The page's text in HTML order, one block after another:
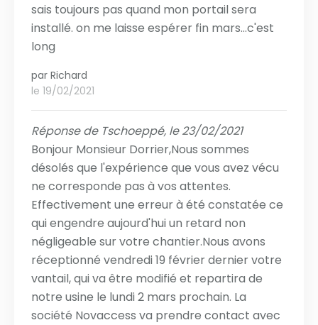
sais toujours pas quand mon portail sera
installé. on me laisse espérer fin mars...c'est
long
par Richard
le 19/02/2021
Réponse de Tschoeppé, le 23/02/2021
Bonjour Monsieur Dorrier,Nous sommes
désolés que l'expérience que vous avez vécu
ne corresponde pas à vos attentes.
Effectivement une erreur à été constatée ce
qui engendre aujourd'hui un retard non
négligeable sur votre chantier.Nous avons
réceptionné vendredi 19 février dernier votre
vantail, qui va être modifié et repartira de
notre usine le lundi 2 mars prochain. La
société Novaccess va prendre contact avec